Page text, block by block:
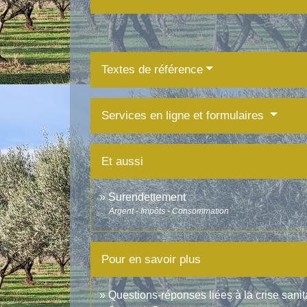
Textes de référence
Services en ligne et formulaires
Et aussi
Surendettement
Argent - Impôts - Consommation
Pour en savoir plus
Questions-réponses liées à la crise